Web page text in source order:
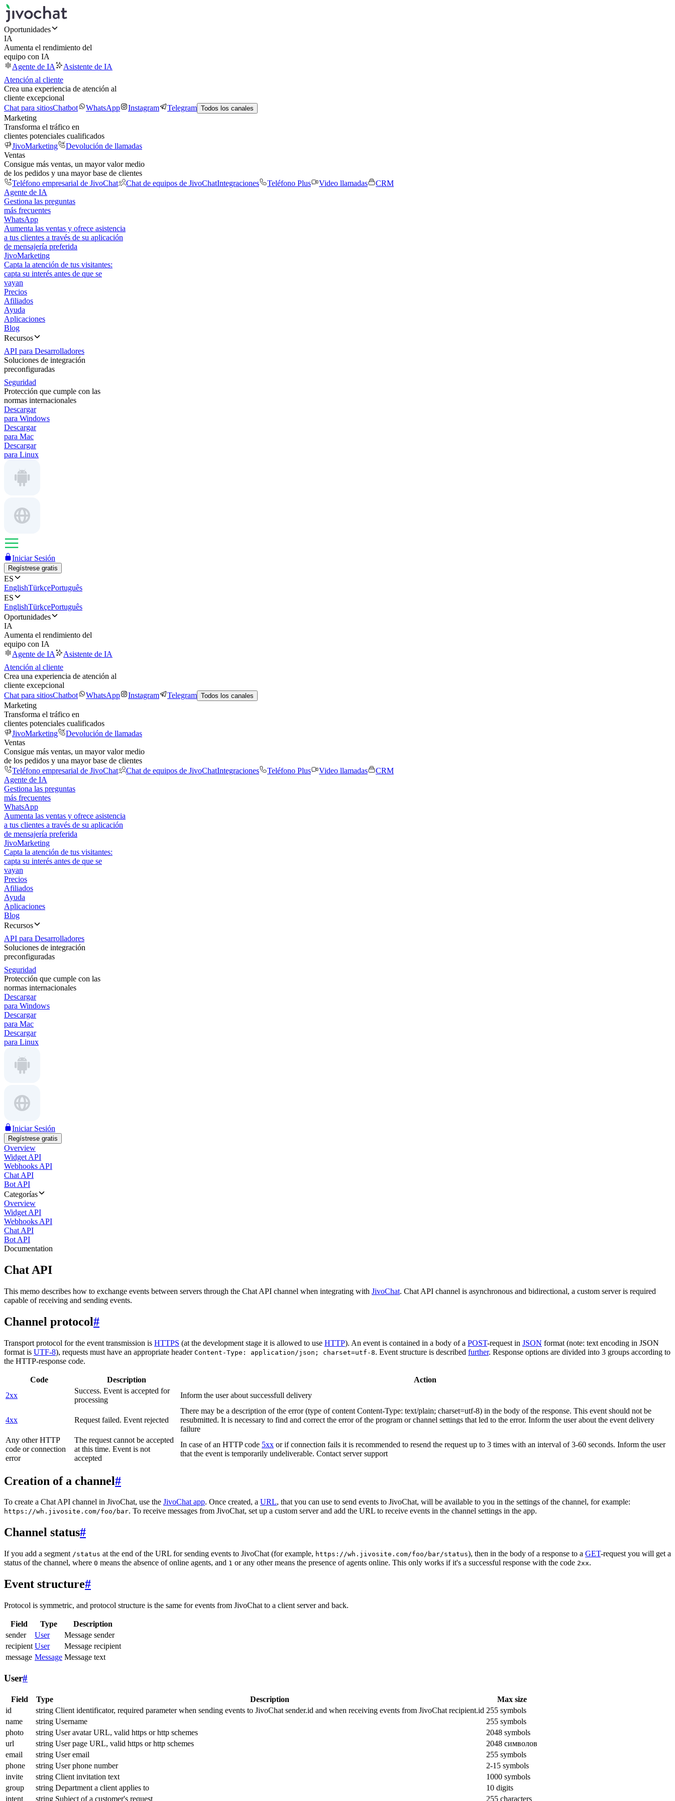
Oportunidades
IA
Aumenta el rendimiento del
equipo con IA
Agente de IA
Asistente de IA
Atención al cliente
Crea una experiencia de atención al
cliente excepcional
Chat para sitiosChatbot WhatsApp Instagram Telegram Todos los canales
Marketing
Transforma el tráfico en
clientes potenciales cualificados
JivoMarketing
Devolución de llamadas
Ventas
Consigue más ventas, un mayor valor medio
de los pedidos y una mayor base de clientes
Teléfono empresarial de JivoChat
Chat de equipos de JivoChatIntegraciones Teléfono Plus Video llamadas
CRM
Agente de IA
Gestiona las preguntas
más frecuentes
WhatsApp
Aumenta las ventas y ofrece asistencia
a tus clientes a través de su aplicación
de mensajería preferida
JivoMarketing
Capta la atención de tus visitantes:
capta su interés antes de que se
vayan
Precios
Afiliados
Ayuda
Aplicaciones
Blog
Recursos
API para Desarrolladores
Soluciones de integración
preconfiguradas
Seguridad
Protección que cumple con las
normas internacionales
Descargar
para Windows
Descargar
para Mac
Descargar
para Linux
Iniciar Sesión
Regístrese gratis
ES
EnglishTürkçePortuguês
ES
EnglishTürkçePortuguês
Oportunidades
IA
Aumenta el rendimiento del
equipo con IA
Agente de IA
Asistente de IA
Atención al cliente
Crea una experiencia de atención al
cliente excepcional
Chat para sitiosChatbot WhatsApp Instagram Telegram Todos los canales
Marketing
Transforma el tráfico en
clientes potenciales cualificados
JivoMarketing
Devolución de llamadas
Ventas
Consigue más ventas, un mayor valor medio
de los pedidos y una mayor base de clientes
Teléfono empresarial de JivoChat
Chat de equipos de JivoChatIntegraciones Teléfono Plus Video llamadas
CRM
Agente de IA
Gestiona las preguntas
más frecuentes
WhatsApp
Aumenta las ventas y ofrece asistencia
a tus clientes a través de su aplicación
de mensajería preferida
JivoMarketing
Capta la atención de tus visitantes:
capta su interés antes de que se
vayan
Precios
Afiliados
Ayuda
Aplicaciones
Blog
Recursos
API para Desarrolladores
Soluciones de integración
preconfiguradas
Seguridad
Protección que cumple con las
normas internacionales
Descargar
para Windows
Descargar
para Mac
Descargar
para Linux
Iniciar Sesión
Regístrese gratis
Overview
Widget API
Webhooks API
Chat API
Bot API
Categorías
Overview
Widget API
Webhooks API
Chat API
Bot API
Documentation
Chat API
This memo describes how to exchange events between servers through the Chat API channel when integrating with JivoChat. Chat API channel is asynchronous and bidirectional, a custom server is required
capable of receiving and sending events.
Channel protocol#
Transport protocol for the event transmission is HTTPS (at the development stage it is allowed to use HTTP). An event is contained in a body of a POST-request in JSON format (note: text encoding in JSON
format is UTF-8), requests must have an appropriate header Content-Type: application/json; charset=utf-8. Event structure is described further. Response options are divided into 3 groups according to
the HTTP-response code.
Code Description
Action
2xx
Success. Event is accepted for
processing
Inform the user about successfull delivery
4xx Request failed. Event rejected
There may be a description of the error (type of content Content-Type: text/plain; charset=utf-8) in the body of the response. This event should not be
resubmitted. It is necessary to find and correct the error of the program or channel settings that led to the error. Inform the user about the event delivery
failure
Any other HTTP
code or connection
error
The request cannot be accepted
at this time. Event is not
accepted
In case of an HTTP code 5xx or if connection fails it is recommended to resend the request up to 3 times with an interval of 3-60 seconds. Inform the user
that the event is temporarily undeliverable. Contact server support
Creation of a channel#
To create a Chat API channel in JivoChat, use the JivoChat app. Once created, a URL, that you can use to send events to JivoChat, will be available to you in the settings of the channel, for example:
https://wh.jivosite.com/foo/bar. To receive messages from JivoChat, set up a custom server and add the URL to receive events in the channel settings in the app.
Channel status#
If you add a segment /status at the end of the URL for sending events to JivoChat (for example, https://wh.jivosite.com/foo/bar/status), then in the body of a response to a GET-request you will get a
status of the channel, where 0 means the absence of online agents, and 1 or any other means the presence of agents online. This only works if it's a successful response with the code 2xx.
Event structure#
Protocol is symmetric, and protocol structure is the same for events from JivoChat to a client server and back.
Field Type
Description
sender
User
Message sender
recipient User
Message recipient
message Message Message text
User#
Field Type Description
Max size
id
string Client identificator, required parameter when sending events to JivoChat sender.id and when receiving events from JivoChat recipient.id 255 symbols
name
string Username
255 symbols
photo
string User avatar URL, valid https or http schemes
2048 symbols
url
string User page URL, valid https or http schemes
2048 символов
email
string User email
255 symbols
phone
string User phone number
2-15 symbols
invite
string Client invitation text
1000 symbols
group
string Department a client applies to
10 digits
intent
string Subject of a customer's request 255 characters